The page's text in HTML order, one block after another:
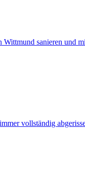
sanieren und
vollständig